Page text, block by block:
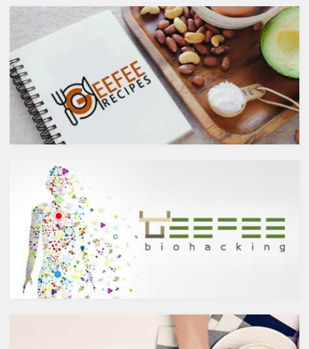
やウォッカ等の蒸留酒は、度数
も高いため健康に悪そうなイ
メージで、ワインや日本酒など
は何となくナチュラルな感じで
アルコール度数も低いのでそう
悪くもなさそうなイメージです
が、実際のところどうなので
しょうか？今回は、大きく分け
て2種類あるお酒の製造方法
（醸造酒と蒸留酒）の違いに
よって健康に対してどのような
ていきます。
醸造酒と蒸留酒の違いとは？
主にお酒は製造方法によって醸
造酒と蒸留酒の2つと、香料や
糖分、果実などを加えた混成酒
に分けられます。醸造酒は、果
実や穀物のような糖分を含んだ
原料を酵母によりアルコール発
酵させて造られたもの。蒸留酒
は、この発酵された醸造酒をさ
らに蒸留して作られたものでス
まれるケルセチンが、血中コレ
ステロールを値を抑え心臓病の
リスクを軽減するということを
お伝えしましたが、ケルセチン
には抗菌抗ウィルス作用があり
ウイルスとの闘いを促進する可
能性があると言われています。
また、免疫力の維持に重要な働
きを持つ亜鉛との相乗効果もあ
ると考えられています。今回
は、このケルセチンの健康効果
ない植物化合物であるケルセチ
ンは、ブドウやリンゴなどの果
物や、ブロッコリやトマト、タ
マネギなどの野菜、お蕎麦にも
免疫力を向上させる亜鉛の吸収
を助けるケルセチン
免疫力を保つことは、コロナウ